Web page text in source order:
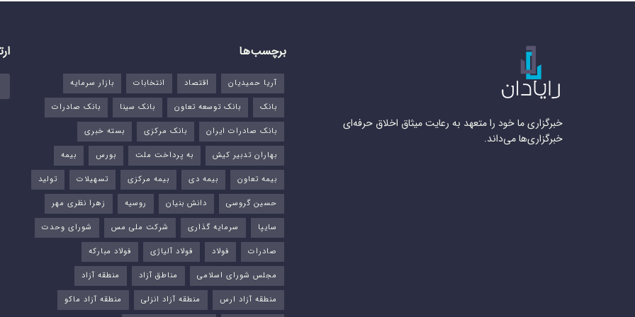
خبرگزاری ما خود را متعهد به رعایت میثاق اخلاق حرفه‌ای
خبرگزاری‌ها می‌داند.
برچسب‌ها
آریا حمیدیان اقتصاد انتخابات
بازار سرمایه
بانک
بانک توسعه تعاون بانک سینا
بانک صادرات
بانک صادرات ایران
بانک مرکزی
بسته خبری
بهاران تدبیر کیش
به پرداخت ملت بورس‌
بیمه
بیمه تعاون
بیمه دی بیمه مرکزی تسهیلات
تولید
حسین گروسی
دانش بنیان روسیه
زهرا نظری مهر
سایپا
سرمایه گذاری شرکت ملی مس
شورای وحدت
صادرات
فولاد فولاد آلیاژی
فولاد مبارکه
مجلس شورای اسلامی
مناطق آزاد
منطقه آزاد
منطقه آزاد ارس
منطقه آزاد انزلی منطقه آزاد ماکو